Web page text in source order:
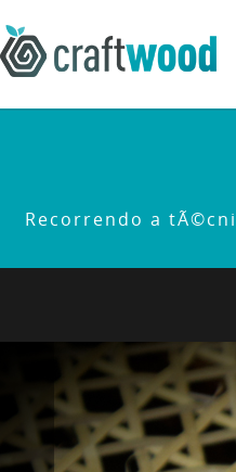
Recorrendo a